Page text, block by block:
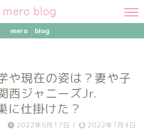
mero blog
mero blog
や現在の姿は？妻や子
西ジャニーズJr.
に仕掛けた？
2022年6月17日 / 2022年7月4日